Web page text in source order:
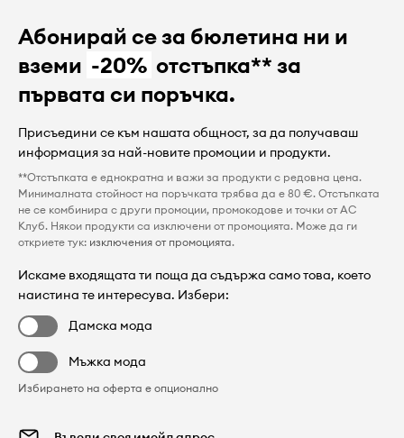
Абонирай се за бюлетина ни и
вземи -20% отстъпка** за
първата си поръчка.
Присъедини се към нашата общност, за да получаваш
информация за най-новите промоции и продукти.
**Отстъпката е еднократна и важи за продукти с редовна цена.
Минималната стойност на поръчката трябва да е 80 €. Отстъпката
не се комбинира с други промоции, промокодове и точки от AC
Клуб. Някои продукти са изключени от промоцията. Може да ги
откриете тук: изключения от промоцията.
Искаме входящата ти поща да съдържа само това, което
наистина те интересува. Избери:
Дамска мода
Мъжка мода
Избирането на оферта е опционално